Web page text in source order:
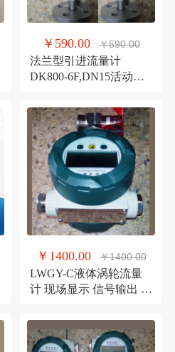
￥590.00 ￥590.00
法兰型引进流量计
DK800-6F,DN15活动法
￥1400.00 ￥1400.00
LWGY-C液体涡轮流量
计 现场显示 信号输出 电